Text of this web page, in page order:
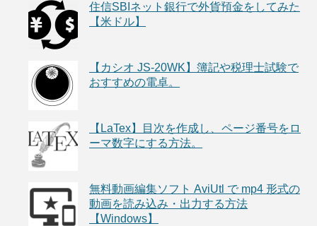
住信SBIネット銀行で外貨預金をしてみた
【米ドル】
【カシオ JS-20WK】簿記や税理士試験で
おすすめの電卓。
【LaTex】目次を作成し、ページ番号をロ
ーマ数字にする方法。
無料動画編集ソフト AviUtl で mp4 形式の
動画を読み込み・出力する方法
【Windows】